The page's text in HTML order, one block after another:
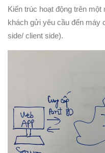
Kiến trúc hoạt động trên
khách gửi yêu cầu đến máy
side/ client side).